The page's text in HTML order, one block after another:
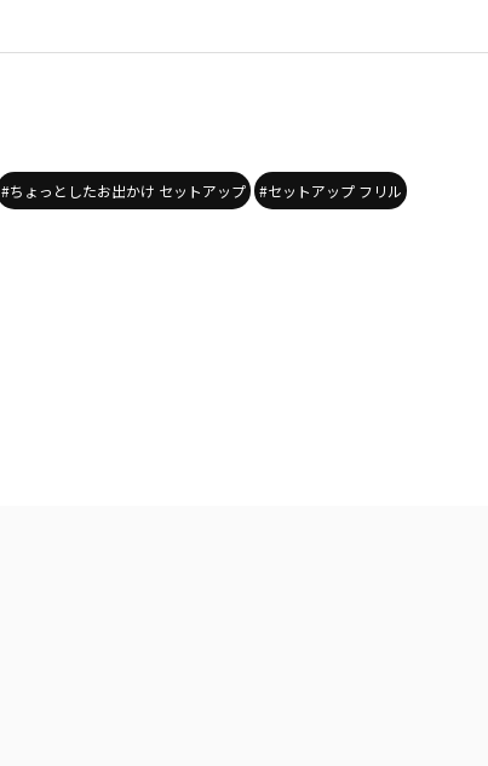
#ちょっとしたお出かけ セットアップ #セットアップ フリル